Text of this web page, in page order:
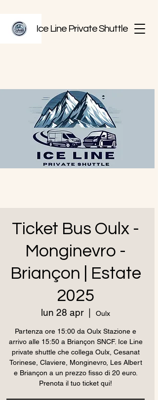
Ice Line Private Shuttle
Ticket Bus Oulx -
Monginevro -
Briançon | Estate
2025
lun 28 apr
  |
Oulx
Partenza ore 15:00 da Oulx Stazione e
arrivo alle 15:50 a Briançon SNCF. Ice Line
private shuttle che collega Oulx, Cesanat
Torinese, Claviere, Monginevro, Les Albert
e Briançon a un prezzo fisso di 20 euro.
Prenota il tuo ticket qui!